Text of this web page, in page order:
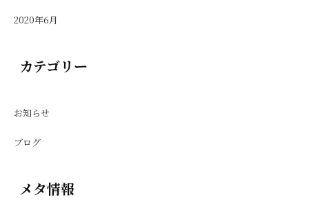
2020年6月
カテゴリー
お知らせ
ブログ
メタ情報